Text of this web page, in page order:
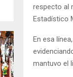
respecto al
Estadístico
En esa
mantuvo el